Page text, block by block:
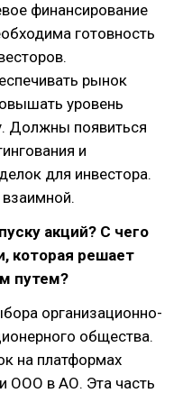
финансирование
готовность
рынок
уровень
Должны появиться
и
для инвестора.
взаимной.
акций? С чего
которая решает
путем?
организационно-
общества.
на платформах
ООО в АО. Эта часть